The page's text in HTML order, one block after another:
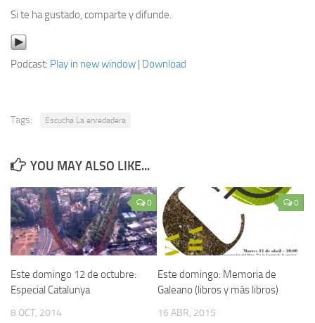
Si te ha gustado, comparte y difunde.
Podcast: Play in new window | Download
Tags: Escucha La enredadera
YOU MAY ALSO LIKE...
0
Este domingo 12 de octubre:
Especial Catalunya
8 OCT, 2014
0
Este domingo: Memoria de
Galeano (libros y más libros)
16 ABR, 2015